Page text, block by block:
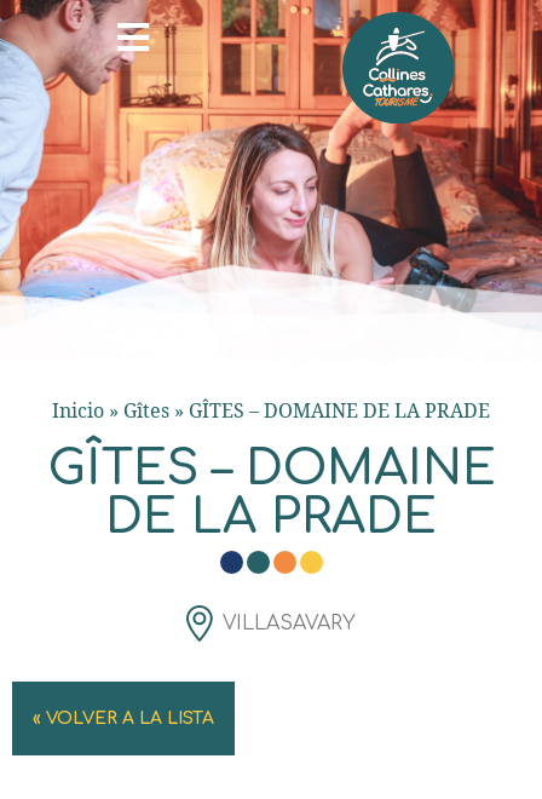
Inicio » Gîtes » GÎTES – DOMAINE DE LA PRADE
GÎTES – DOMAINE
DE LA PRADE
VILLASAVARY
« VOLVER A LA LISTA